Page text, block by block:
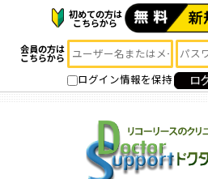
初めての方は
こちらから
会員の方は
こちらから
ログイン情報を保持